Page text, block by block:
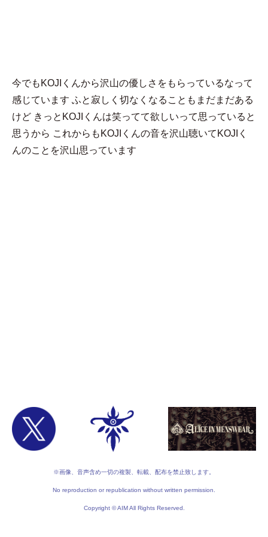
今でもKOJIくんから沢山の優しさをもらっているなって
感じています ふと寂しく切なくなることもまだまだある
けど きっとKOJIくんは笑ってて欲しいって思っていると
思うから これからもKOJIくんの音を沢山聴いてKOJIく
んのことを沢山思っています
※画像、音声含め一切の複製、転載、配布を禁止致します。
No reproduction or republication without written permission.
Copyright © AIM All Rights Reserved.